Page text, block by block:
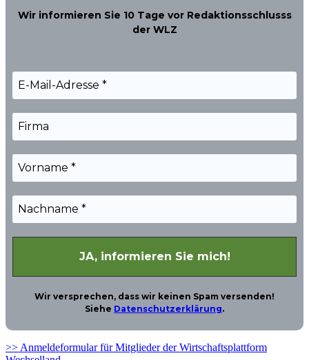
Wir informieren Sie 10 Tage vor Redaktionsschlusss
der WLZ
Wir versprechen, dass wir keinen Spam versenden!
Siehe Datenschutzerklärung.
>> Anmeldeformular für Mitglieder der Wirtschaftsplattform